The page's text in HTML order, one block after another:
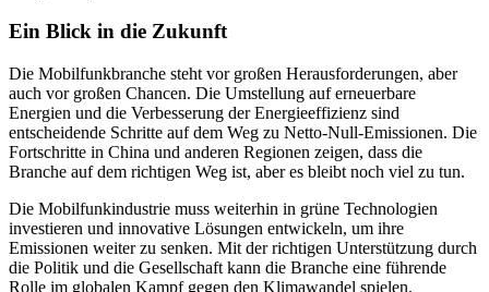
Ein Blick in die Zukunft
Die Mobilfunkbranche steht vor großen Herausforderungen, aber
auch vor großen Chancen. Die Umstellung auf erneuerbare
Energien und die Verbesserung der Energieeffizienz sind
entscheidende Schritte auf dem Weg zu Netto-Null-Emissionen. Die
Fortschritte in China und anderen Regionen zeigen, dass die
Branche auf dem richtigen Weg ist, aber es bleibt noch viel zu tun.
Die Mobilfunkindustrie muss weiterhin in grüne Technologien
investieren und innovative Lösungen entwickeln, um ihre
Emissionen weiter zu senken. Mit der richtigen Unterstützung durch
die Politik und die Gesellschaft kann die Branche eine führende
Rolle im globalen Kampf gegen den Klimawandel spielen.